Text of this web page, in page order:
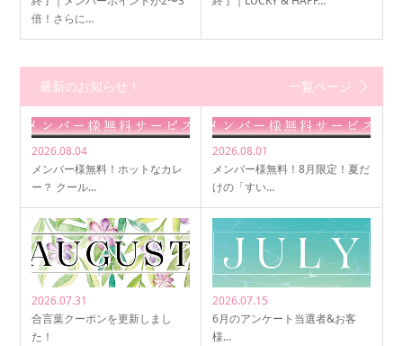
倍！さらに…
最新のお知らせ！ 一覧ページ
2026.08.04
メンバー様無料！ホットなカレ
ー？ クール…
2026.08.01
メンバー様無料！8月限定！夏だ
けの「すい…
2026.07.31
合言葉クーポンを更新しまし
た！
2026.07.15
6月のアンケート当選者&お客
様…